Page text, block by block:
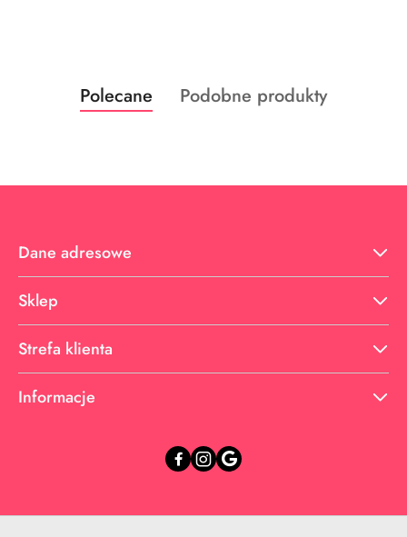
Pomiń karuzelę produktów
Produkty
o
Polecane
Produkty
Podobne produkty
Dane adresowe
Sklep
Strefa klienta
Informacje